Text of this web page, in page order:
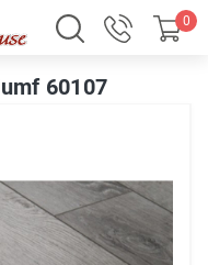
0
60107